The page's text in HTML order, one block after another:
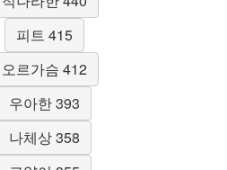
피트 415
오르가슴 412
우아한 393
나체상 358